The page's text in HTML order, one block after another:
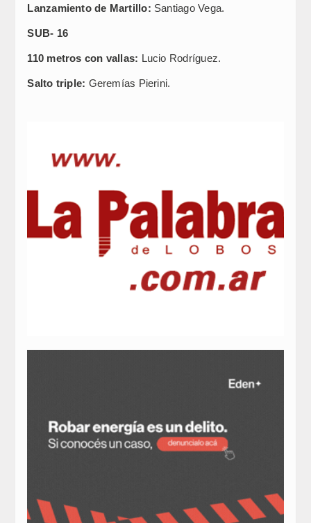
Lanzamiento de Martillo: Santiago Vega.
SUB- 16
110 metros con vallas: Lucio Rodríguez.
Salto triple: Geremías Pierini.